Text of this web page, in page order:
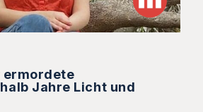
ermordete
Jahre Licht und